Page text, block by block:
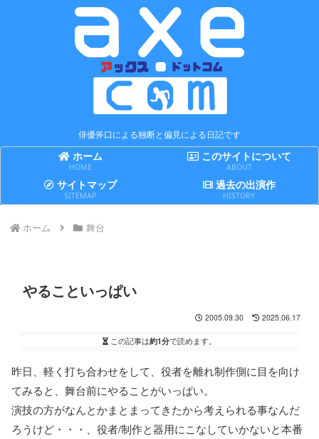
俳優斧口による独断と偏見による日記です
ホーム
HOME
このサイトについて
ABOUT
サイトマップ
SITEMAP
過去の出演作
HISTORY
ホーム 舞台
やることいっぱい
2005.09.30 2025.06.17
この記事は約1分で読めます。
昨日、軽く打ち合わせをして、役者を離れ制作側に目を向け
てみると、舞台前にやることがいっぱい。
演技の方がなんとかまとまってきたから考えられる事なんだ
ろうけど・・・、役者/制作と器用にこなしていかないと本番